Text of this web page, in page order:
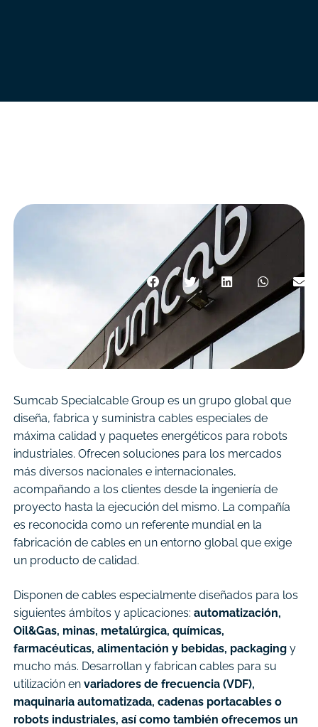
Sumcab Specialcable Group es un grupo global que
diseña, fabrica y suministra cables especiales de
máxima calidad y paquetes energéticos para robots
industriales. Ofrecen soluciones para los mercados
más diversos nacionales e internacionales,
acompañando a los clientes desde la ingeniería de
proyecto hasta la ejecución del mismo. La compañía
es reconocida como un referente mundial en la
fabricación de cables en un entorno global que exige
un producto de calidad.
Disponen de cables especialmente diseñados para los
siguientes ámbitos y aplicaciones: automatización,
Oil&Gas, minas, metalúrgica, químicas,
farmacéuticas, alimentación y bebidas, packagingy
mucho más. Desarrollan y fabrican cables para su
utilización en variadores de frecuencia (VDF),
maquinaria automatizada, cadenas portacables o
robots industriales, así como también ofrecemos un